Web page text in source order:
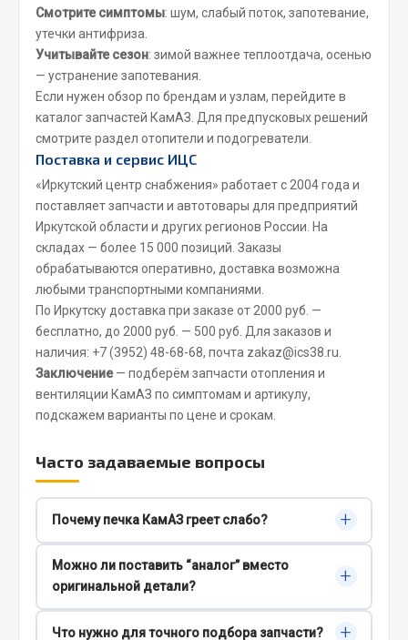
Тормозная система
Показать ещё
Весь раздел
Запчасти ЯМЗ
Двигатель
Система питания
Система выпуска газа
Система охлаждения
Коробка передач
Рулевое управление
Тормозная система
Показать ещё
Весь раздел
Запчасти HOWO
Тормозная система
Двигатель
Подвеска
Система питания
Система выпуска газа
Система охлаждения
Смотрите симптомы: шум, слабый поток, запотевание,
утечки антифриза.
Учитывайте сезон: зимой важнее теплоотдача, осенью
— устранение запотевания.
Если нужен обзор по брендам и узлам, перейдите в
каталогзапчастей КамАЗ . Для предпусковых решений
смотрите раздел отопители и подогреватели
Поставка и сервис ИЦС
«Иркутский центр снабжения» работает с 2004 года и
поставляет запчасти и автотовары для предприятий
Иркутской области и других регионов России. На
складах — более 15 000 позиций. Заказы
обрабатываются оперативно, доставка возможна
любыми транспортными компаниями.
По Иркутску доставка при заказе от 2000 руб. —
бесплатно, до 2000 руб. — 500 руб. Для заказов и
наличия: +7 (3952) 48-68-68, почта zakaz@ics38.ru
Заключение— подберём запчасти отопления и
вентиляции КамАЗ по симптомам и артикулу,
подскажем варианты по цене и срокам.
Часто задаваемые вопросы
Почему печка КамАЗ греет слабо? +
печки, неисправный кран, воздушная пробка или
слабая работа вентилятора. Для точной
Можно ли поставить “аналог” вместо
оригинальной детали?
+
Что нужно для точного подбора запчасти? +